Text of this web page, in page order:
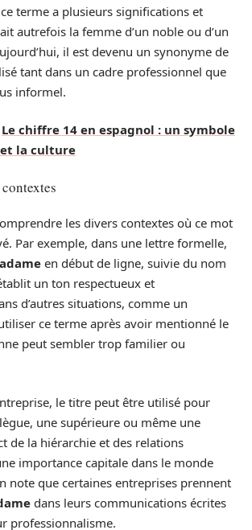
terme a plusieurs significations et
autrefois la femme d’un noble ou d’un
il est devenu un synonyme de
tant dans un cadre professionnel que
informel.
Le chiffre 14 en espagnol : un symbole
la culture
les divers contextes où ce mot
Par exemple, dans une lettre formelle,
en début de ligne, suivie du nom
un ton respectueux et
d’autres situations, comme un
ce terme après avoir mentionné le
peut sembler trop familier ou
le titre peut être utilisé pour
une supérieure ou même une
de la hiérarchie et des relations
importance capitale dans le monde
note que certaines entreprises prennent
dans leurs communications écrites
professionnalisme.